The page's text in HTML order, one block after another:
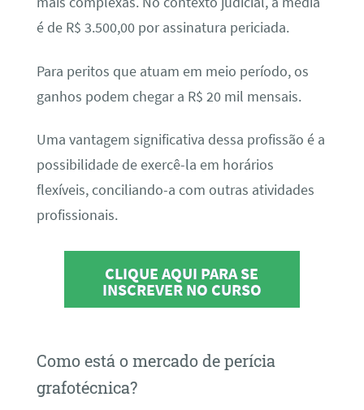
é de R$ 3.500,00 por assinatura periciada.
Para peritos que atuam em meio período, os
ganhos podem chegar a R$ 20 mil mensais.
Uma vantagem significativa dessa profissão é a
possibilidade de exercê-la em horários
flexíveis, conciliando-a com outras atividades
profissionais.
CLIQUE AQUI PARA SE
INSCREVER NO CURSO
Como está o mercado de perícia
grafotécnica?